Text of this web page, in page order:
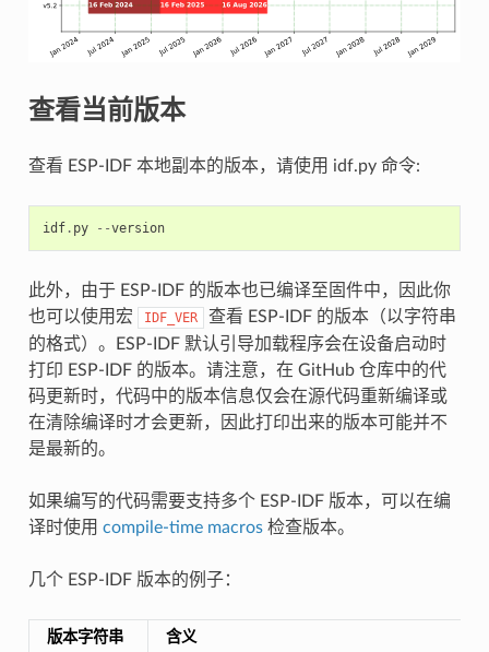
查看当前版本
查看 ESP-IDF 本地副本的版本，请使用 idf.py 命令:
idf. py --version
此外，由于 ESP-IDF 的版本也已编译至固件中，因此你
也可以使用宏
IDF_VER
查看 ESP-IDF 的版本（以字符串
的格式）。ESP-IDF 默认引导加载程序会在设备启动时
打印 ESP-IDF 的版本。请注意，在 GitHub 仓库中的代
码更新时，代码中的版本信息仅会在源代码重新编译或
在清除编译时才会更新，因此打印出来的版本可能并不
是最新的。
如果编写的代码需要支持多个 ESP-IDF 版本，可以在编
译时使用 compile-time macros检查版本。
几个 ESP-IDF 版本的例子：
版本字符串 含义